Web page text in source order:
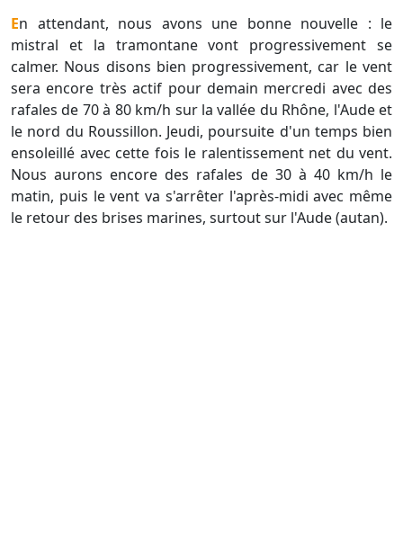
En attendant, nous avons une bonne nouvelle : le
mistral et la tramontane vont progressivement se
calmer. Nous disons bien progressivement, car le vent
sera encore très actif pour demain mercredi avec des
rafales de 70 à 80 km/h sur la vallée du Rhône, l'Aude et
le nord du Roussillon. Jeudi, poursuite d'un temps bien
ensoleillé avec cette fois le ralentissement net du vent.
Nous aurons encore des rafales de 30 à 40 km/h le
matin, puis le vent va s'arrêter l'après-midi avec même
le retour des brises marines, surtout sur l'Aude (autan).